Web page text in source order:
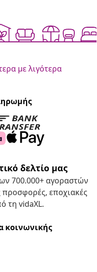
με λιγότερα
δελτίο μας
700.000+ αγοραστών
εποχιακές
τη vidaXL.
κοινωνικής